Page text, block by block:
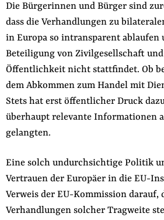
Die Bürgerinnen und Bürger sind
dass die Verhandlungen zu
in Europa so intransparent
Beteiligung von Zivilgesellschaft
Öffentlichkeit nicht stattfindet. Ob
dem Abkommen zum Handel mit
Stets hat erst öffentlicher Druck
überhaupt relevante Informationen
gelangten.
Eine solch undurchsichtige Politik
Vertrauen der Europäer in die EU-
Verweis der EU-Kommission darauf,
Verhandlungen solcher Tragweite